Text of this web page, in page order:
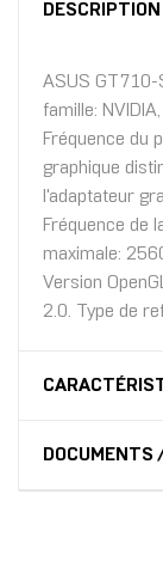
DESCRIPTION
ASUS GT710-
famille:
Fréquence du
graphique
l'adaptateur
Fréquence de
maximale:
Version
2.0. Type de
DOCUMENTS